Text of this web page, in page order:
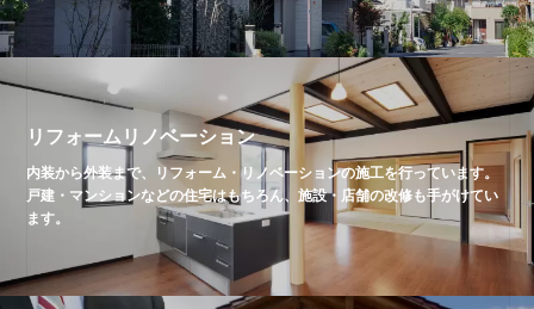
リフォームリノベーション
内装から外装まで、リフォーム・リノベーションの施工を行っています。
戸建・マンションなどの住宅はもちろん、施設・店舗の改修も手がけてい
ます。